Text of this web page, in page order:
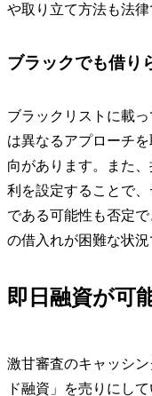
や取り立て方法も法
ブラックでも借り
ブラックリストに載
は異なるアプローチ
向があります。また
利を設定することで
である可能性も否定
の借入れが困難な状
即日融資が可
激甘審査のキャッシ
ド融資」を売りにし